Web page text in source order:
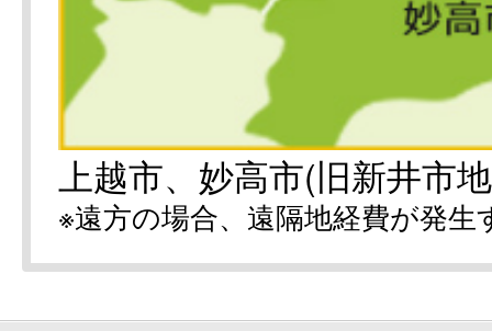
上越市、妙高市(旧新井市
※遠方の場合、遠隔地経費が発